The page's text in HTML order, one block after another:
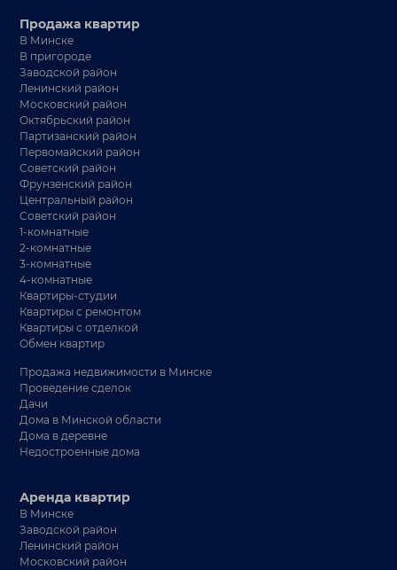
Продажа квартир
В Минске
В пригороде
Заводской район
Ленинский район
Московский район
Октябрьский район
Партизанский район
Первомайский район
Советский район
Фрунзенский район
Центральный район
Советский район
1-комнатные
2-комнатные
3-комнатные
4-комнатные
Квартиры-студии
Квартиры с ремонтом
Квартиры с отделкой
Обмен квартир
Продажа недвижимости в Минске
Проведение сделок
Дачи
Дома в Минской области
Дома в деревне
Недостроенные дома
Аренда квартир
В Минске
Заводской район
Ленинский район
Московский район